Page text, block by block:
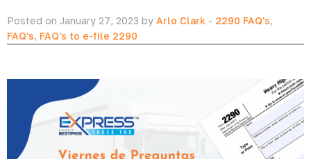
Posted on January 27, 2023 by Arlo Clark - 2290 FAQ's,
FAQ's, FAQ's to e-file 2290